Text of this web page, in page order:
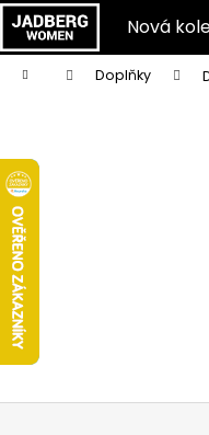
Nová
Domů Doplňky
K
o
Zpět
Zpět
p
o
t
ř
e
b
u
j
e
Z